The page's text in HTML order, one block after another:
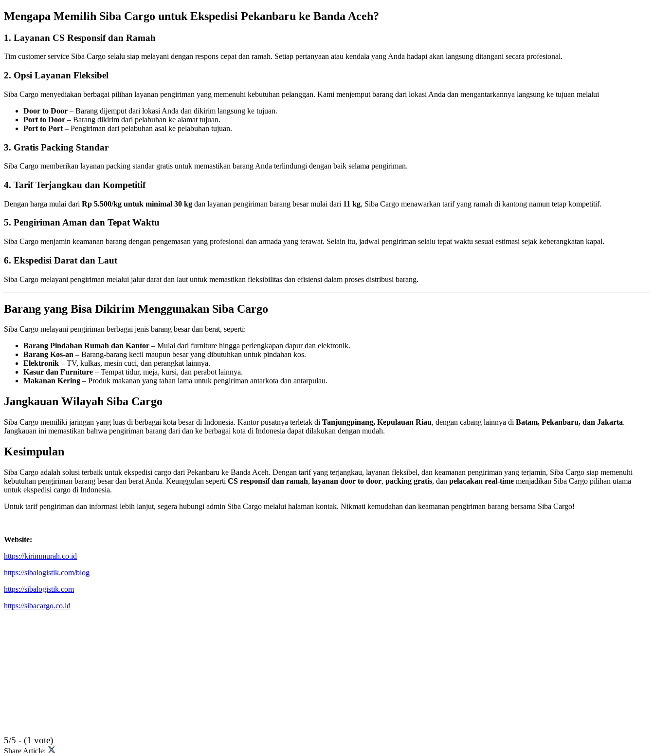
Mengapa Memilih Siba Cargo untuk Ekspedisi Pekanbaru ke Banda Aceh?
1. Layanan CS Responsif dan Ramah
Tim customer service Siba Cargo selalu siap melayani dengan respons cepat dan ramah. Setiap pertanyaan atau kendala yang Anda hadapi akan langsung ditangani secara profesional.
2. Opsi Layanan Fleksibel
Siba Cargo menyediakan berbagai pilihan layanan pengiriman yang memenuhi kebutuhan pelanggan. Kami menjemput barang dari lokasi Anda dan mengantarkannya langsung ke tujuan melalui
Door to Door – Barang dijemput dari lokasi Anda dan dikirim langsung ke tujuan.
Port to Door – Barang dikirim dari pelabuhan ke alamat tujuan.
Port to Port – Pengiriman dari pelabuhan asal ke pelabuhan tujuan.
3. Gratis Packing Standar
Siba Cargo memberikan layanan packing standar gratis untuk memastikan barang Anda terlindungi dengan baik selama pengiriman.
4. Tarif Terjangkau dan Kompetitif
Dengan harga mulai dari Rp 5.500/kg untuk minimal 30 kg dan layanan pengiriman barang besar mulai dari 11 kg, Siba Cargo menawarkan tarif yang ramah di kantong namun tetap kompetitif.
5. Pengiriman Aman dan Tepat Waktu
Siba Cargo menjamin keamanan barang dengan pengemasan yang profesional dan armada yang terawat. Selain itu, jadwal pengiriman selalu tepat waktu sesuai estimasi sejak keberangkatan kapal.
6. Ekspedisi Darat dan Laut
Siba Cargo melayani pengiriman melalui jalur darat dan laut untuk memastikan fleksibilitas dan efisiensi dalam proses distribusi barang.
Barang yang Bisa Dikirim Menggunakan Siba Cargo
Siba Cargo melayani pengiriman berbagai jenis barang besar dan berat, seperti:
Barang Pindahan Rumah dan Kantor – Mulai dari furniture hingga perlengkapan dapur dan elektronik.
Barang Kos-an – Barang-barang kecil maupun besar yang dibutuhkan untuk pindahan kos.
Elektronik – TV, kulkas, mesin cuci, dan perangkat lainnya.
Kasur dan Furniture – Tempat tidur, meja, kursi, dan perabot lainnya.
Makanan Kering – Produk makanan yang tahan lama untuk pengiriman antarkota dan antarpulau.
Jangkauan Wilayah Siba Cargo
Siba Cargo memiliki jaringan yang luas di berbagai kota besar di Indonesia. Kantor pusatnya terletak di Tanjungpinang, Kepulauan Riau, dengan cabang lainnya di Batam, Pekanbaru, dan Jakarta.
Jangkauan ini memastikan bahwa pengiriman barang dari dan ke berbagai kota di Indonesia dapat dilakukan dengan mudah.
Kesimpulan
Siba Cargo adalah solusi terbaik untuk ekspedisi cargo dari Pekanbaru ke Banda Aceh. Dengan tarif yang terjangkau, layanan fleksibel, dan keamanan pengiriman yang terjamin, Siba Cargo siap memenuhi
kebutuhan pengiriman barang besar dan berat Anda. Keunggulan seperti CS responsif dan ramah, layanan door to door, packing gratis, dan pelacakan real-time menjadikan Siba Cargo pilihan utama
untuk ekspedisi cargo di Indonesia.
Untuk tarif pengiriman dan informasi lebih lanjut, segera hubungi admin Siba Cargo melalui halaman kontak. Nikmati kemudahan dan keamanan pengiriman barang bersama Siba Cargo!
Website:
https://kirimmurah.co.id
https://sibalogistik.com/blog
https://sibalogistik.com
https://sibacargo.co.id
5/5 - (1 vote)
Share Article: